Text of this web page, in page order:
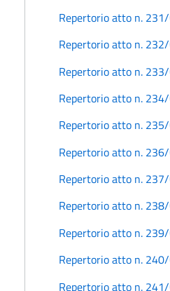
Repertorio atto n. 231/
Repertorio atto n. 232/
Repertorio atto n. 233/
Repertorio atto n. 234/
Repertorio atto n. 235/
Repertorio atto n. 236/
Repertorio atto n. 237/
Repertorio atto n. 238/
Repertorio atto n. 239/
Repertorio atto n. 240/
Repertorio atto n. 241/